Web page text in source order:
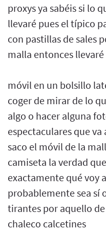
proxys ya sabéis si lo
llevaré pues el típico
con pastillas de sales
malla entonces
móvil en un bolsillo
coger de mirar de lo
algo o hacer alguna
espectaculares que
saco el móvil de la
camiseta la verdad
exactamente qué voy
probablemente sea sí
tirantes por aquello
chaleco calcetines